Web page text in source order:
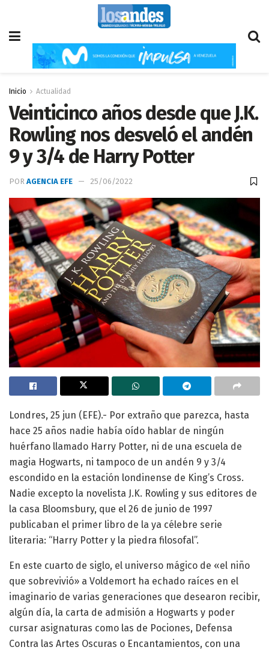
Inicio Actualidad
Veinticinco años desde que J.K.
Rowling nos desveló el andén
9 y 3/4 de Harry Potter
POR AGENCIA EFE 25/06/2022
Londres, 25 jun (EFE).- Por extraño que parezca, hasta
hace 25 años nadie había oído hablar de ningún
huérfano llamado Harry Potter, ni de una escuela de
magia Hogwarts, ni tampoco de un andén 9 y 3/4
escondido en la estación londinense de King’s Cross.
Nadie excepto la novelista J.K. Rowling y sus editores de
la casa Bloomsbury, que el 26 de junio de 1997
publicaban el primer libro de la ya célebre serie
literaria: “Harry Potter y la piedra filosofal”.
En este cuarto de siglo, el universo mágico de «el niño
que sobrevivió» a Voldemort ha echado raíces en el
imaginario de varias generaciones que desearon recibir,
algún día, la carta de admisión a Hogwarts y poder
cursar asignaturas como las de Pociones, Defensa
Contra las Artes Oscuras o Encantamientos, con una